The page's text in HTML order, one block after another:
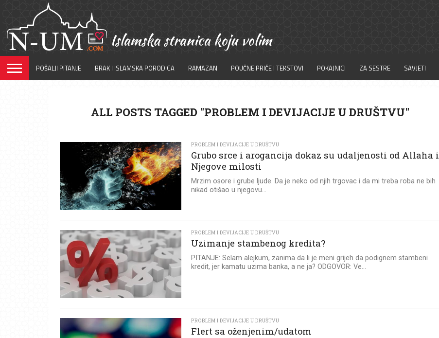
POŠALJI PITANJE BRAK I ISLAMSKA PORODICA RAMAZAN POUČNE PRIČE I TEKSTOVI POKAJNICI ZA SESTRE SAVJETI
ALL POSTS TAGGED "PROBLEM I DEVIJACIJE U DRUŠTVU"
PROBLEM I DEVIJACIJE U DRUŠTVU
Grubo srce i arogancija dokaz su udaljenosti od Allaha i
Njegove milosti
Mrzim osore i grube ljude. Da je neko od njih trgovac i da mi treba roba ne bih
nikad otišao u njegovu...
PROBLEM I DEVIJACIJE U DRUŠTVU
Uzimanje stambenog kredita?
PITANJE: Selam alejkum, zanima da li je meni grijeh da podignem stambeni
kredit, jer kamatu uzima banka, a ne ja? ODGOVOR: Ve...
PROBLEM I DEVIJACIJE U DRUŠTVU
Flert sa oženjenim/udatom